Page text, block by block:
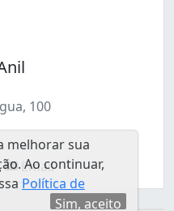
100
Email
melhorar sua
Ao continuar,
Política de
Sim, aceito